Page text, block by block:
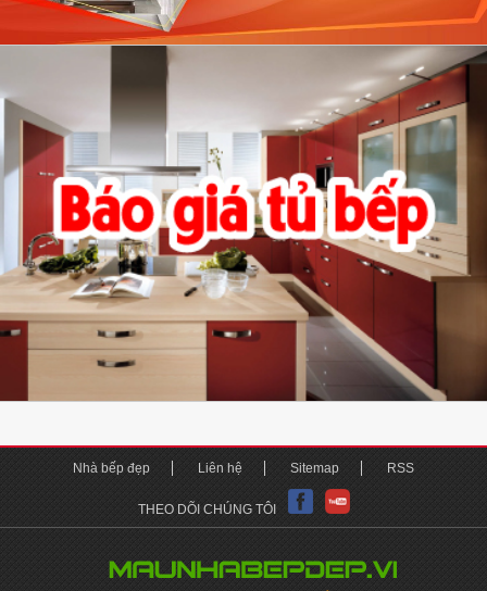
Nhà bếp đẹp Liên hệ Sitemap RSS
THEO DÕI CHÚNG TÔI